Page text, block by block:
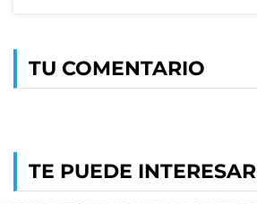
TU COMENTARIO
TE PUEDE INTERESAR